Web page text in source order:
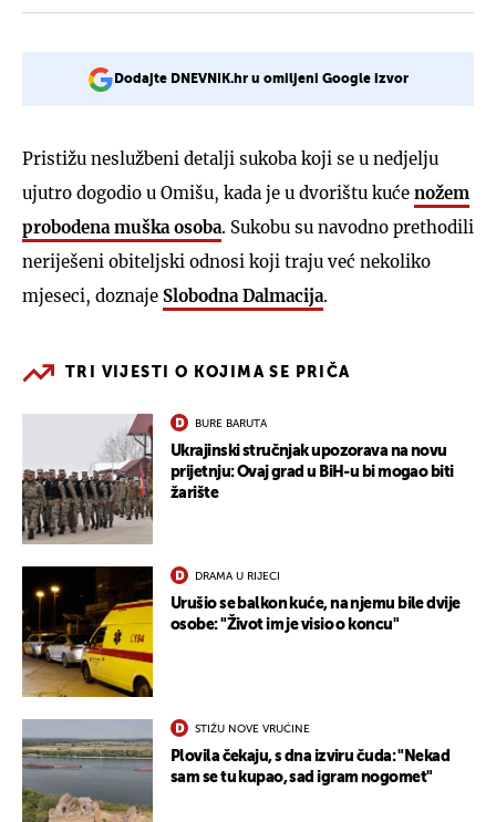
Dodajte DNEVNIK.hr u omiljeni Google izvor
Pristižu neslužbeni detalji sukoba koji se u nedjelju
ujutro dogodio u Omišu, kada je u dvorištu kuće nožem
probodena muška osoba. Sukobu su navodno prethodili
neriješeni obiteljski odnosi koji traju već nekoliko
mjeseci, doznaje Slobodna Dalmacija.
TRI VIJESTI O KOJIMA SE PRIČA
BURE BARUTA
Ukrajinski stručnjak upozorava na novu
prijetnju: Ovaj grad u BiH-u bi mogao biti
žarište
DRAMA U RIJECI
Urušio se balkon kuće, na njemu bile dvije
osobe: "Život im je visio o koncu"
STIŽU NOVE VRUĆINE
Plovila čekaju, s dna izviru čuda: "Nekad
sam se tu kupao, sad igram nogomet"